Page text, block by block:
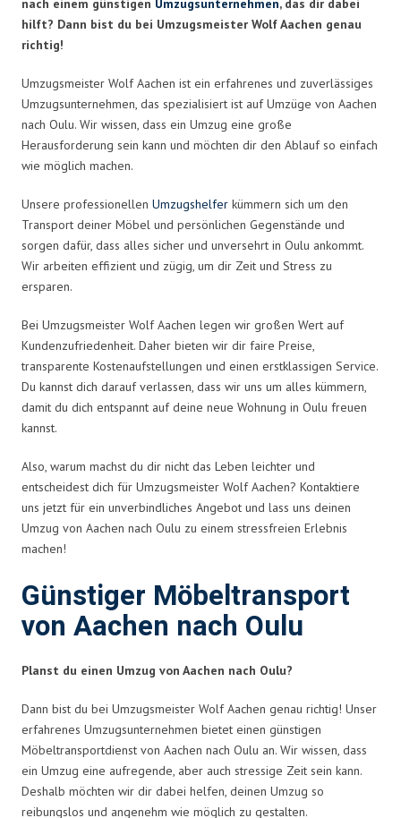
nach einem günstigen Umzugsunternehmen, das dir dabei
hilft? Dann bist du bei Umzugsmeister Wolf Aachen genau
richtig!
Umzugsmeister Wolf Aachen ist ein erfahrenes und zuverlässiges
Umzugsunternehmen, das spezialisiert ist auf Umzüge von Aachen
nach Oulu. Wir wissen, dass ein Umzug eine große
Herausforderung sein kann und möchten dir den Ablauf so einfach
wie möglich machen.
Unsere professionellen Umzugshelfer kümmern sich um den
Transport deiner Möbel und persönlichen Gegenstände und
sorgen dafür, dass alles sicher und unversehrt in Oulu ankommt.
Wir arbeiten effizient und zügig, um dir Zeit und Stress zu
ersparen.
Bei Umzugsmeister Wolf Aachen legen wir großen Wert auf
Kundenzufriedenheit. Daher bieten wir dir faire Preise,
transparente Kostenaufstellungen und einen erstklassigen Service.
Du kannst dich darauf verlassen, dass wir uns um alles kümmern,
damit du dich entspannt auf deine neue Wohnung in Oulu freuen
kannst.
Also, warum machst du dir nicht das Leben leichter und
entscheidest dich für Umzugsmeister Wolf Aachen? Kontaktiere
uns jetzt für ein unverbindliches Angebot und lass uns deinen
Umzug von Aachen nach Oulu zu einem stressfreien Erlebnis
machen!
Günstiger Möbeltransport
von Aachen nach Oulu
Planst du einen Umzug von Aachen nach Oulu?
Dann bist du bei Umzugsmeister Wolf Aachen genau richtig! Unser
erfahrenes Umzugsunternehmen bietet einen günstigen
Möbeltransportdienst von Aachen nach Oulu an. Wir wissen, dass
ein Umzug eine aufregende, aber auch stressige Zeit sein kann.
Deshalb möchten wir dir dabei helfen, deinen Umzug so
reibungslos und angenehm wie möglich zu gestalten.